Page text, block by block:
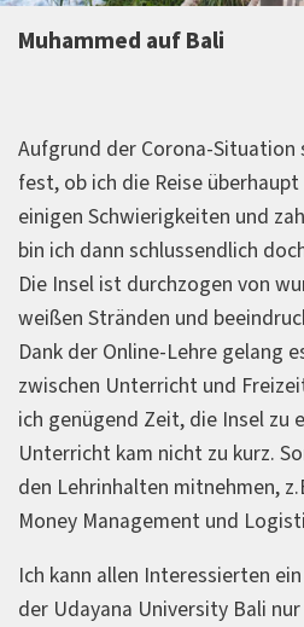
Muhammed auf Bali
Aufgrund der Corona-
fest, ob ich die Reise
einigen Schwierigkeiten und
bin ich dann schlussendlich
Die Insel ist durchzogen von
weißen Stränden und
Dank der Online-Lehre gelang
zwischen Unterricht und
ich genügend Zeit, die Insel zu
Unterricht kam nicht zu kurz.
den Lehrinhalten mitnehmen,
Money Management und
Ich kann allen Interessierten
der Udayana University Bali